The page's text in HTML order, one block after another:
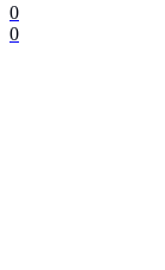
0
0